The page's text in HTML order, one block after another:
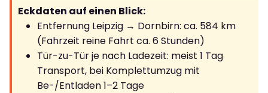
Eckdaten auf einen Blick:
Entfernung Leipzig → Dornbirn: ca. 584 km
(Fahrzeit reine Fahrt ca. 6 Stunden)
Tür-zu-Tür je nach Ladezeit: meist 1 Tag
Transport, bei Komplettumzug mit
Be-/Entladen 1–2 Tage